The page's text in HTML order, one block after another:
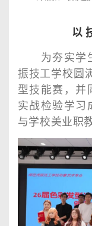
以
为夯实学生
振技工学校圆
型技能赛，并
实战检验学习
与学校美业职